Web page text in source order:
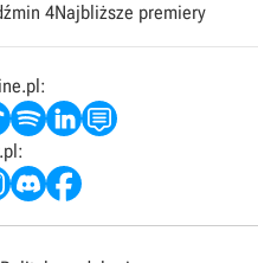
4Najbliższe premiery